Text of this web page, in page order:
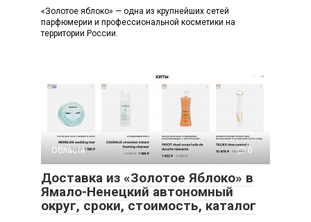
«Золотое яблоко» — одна из крупнейших сетей
парфюмерии и профессиональной косметики на
территории России.
Области 0
Доставка из «Золотое Яблоко» в
Ямало-Ненецкий автономный
округ, сроки, стоимость, каталог